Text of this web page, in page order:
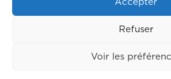
Accepter
Refuser
Voir les
Neocamino– Mentions